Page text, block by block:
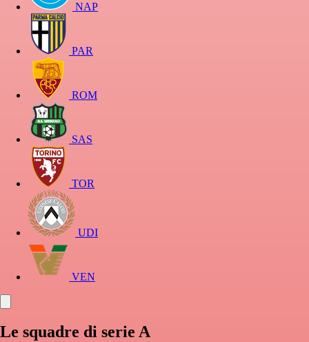
NAP
PAR
ROM
SAS
TOR
UDI
VEN
Le squadre di serie A